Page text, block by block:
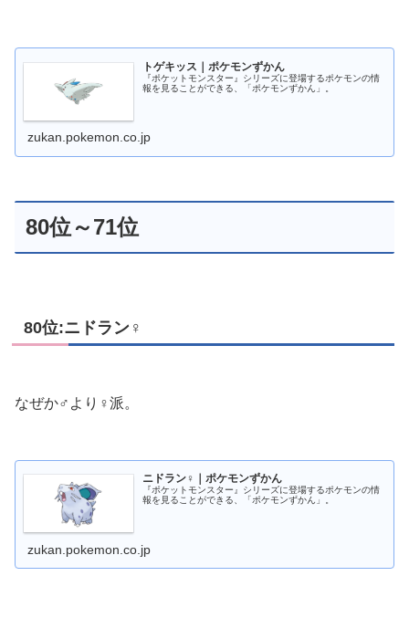
トゲキッス｜ポケモンずかん
『ポケットモンスター』シリーズに登場するポケモンの情
報を見ることができる、「ポケモンずかん」。
zukan.pokemon.co.jp
80位～71位
80位:ニドラン♀
なぜか♂より♀派。
ニドラン♀｜ポケモンずかん
『ポケットモンスター』シリーズに登場するポケモンの情
報を見ることができる、「ポケモンずかん」。
zukan.pokemon.co.jp